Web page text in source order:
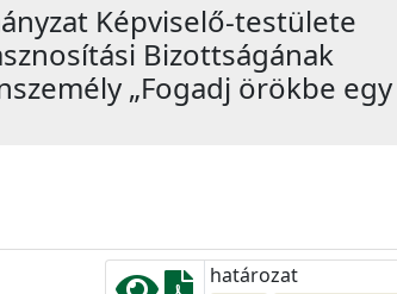
Képviselő-testülete
Bizottságának
„Fogadj örökbe egy
határozat